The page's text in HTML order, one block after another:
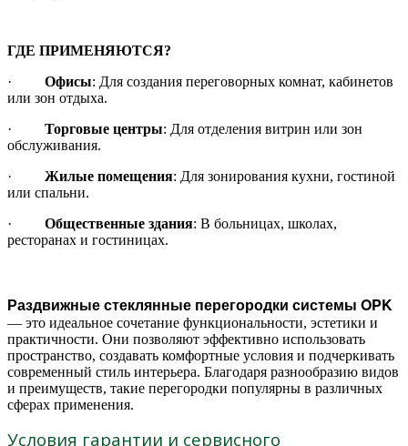
ГДЕ ПРИМЕНЯЮТСЯ?
· Офисы: Для создания переговорных комнат, кабинетов
или зон отдыха.
· Торговые центры: Для отделения витрин или зон
обслуживания.
· Жилые помещения: Для зонирования кухни, гостиной
или спальни.
· Общественные здания: В больницах, школах,
ресторанах и гостиницах.
Раздвижные стеклянные перегородки системы OPK
— это идеальное сочетание функциональности, эстетики и
практичности. Они позволяют эффективно использовать
пространство, создавать комфортные условия и подчеркивать
современный стиль интерьера. Благодаря разнообразию видов
и преимуществ, такие перегородки популярны в различных
сферах применения.
Условия гарантии и сервисного